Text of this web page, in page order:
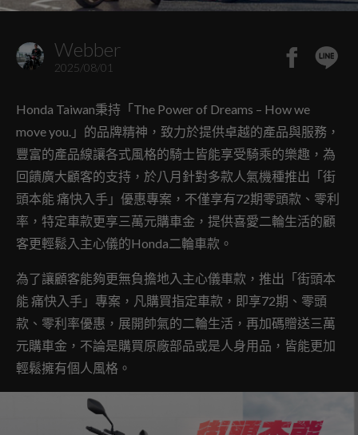
Webber
2025/08/01
Honda Taiwan秉持「The Power of Dreams – How we
move you.」的品牌精神，致力於提供卓越的產品與服務，
豐富的產品線讓各式風格的騎士皆能享受騎乘的樂趣，為
回饋廣大顧客的支持，於八月針對多款人氣機種推出「街
頭本能 痛快入手」優惠專案，不僅享有72期零頭款、零利
率，特定車款更享三萬元購車金，提供喜愛二輪生活的顧
客更輕鬆入主心儀的Honda二輪車款。
為了讓顧客能夠更無負擔地入主心儀車款，推出「街頭本
能 痛快入手」專案，凡購買指定車款，即享72期、零頭
款、零利率優惠，展開帥氣的二輪生活，再加碼贈送三萬
元購車金，不論是購買原廠部品或是人身用品，皆能更加
輕鬆擁有個人風格。